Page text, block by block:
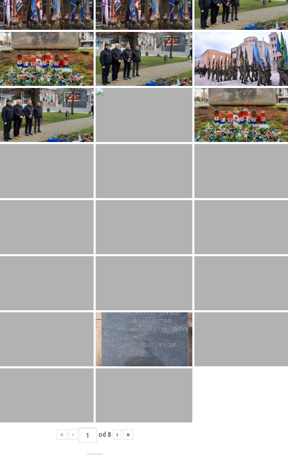
« ‹ od 8 › »